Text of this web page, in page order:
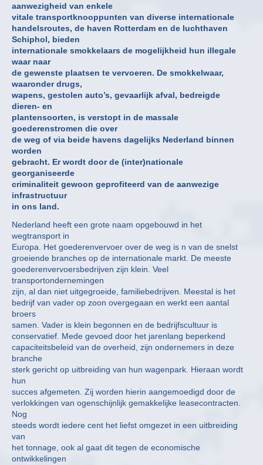
aanwezigheid van enkele
vitale transportknooppunten van diverse internationale
handelsroutes, de haven Rotterdam en de luchthaven
Schiphol, bieden
internationale smokkelaars de mogelijkheid hun illegale
waar naar
de gewenste plaatsen te vervoeren. De smokkelwaar,
waaronder drugs,
wapens, gestolen auto’s, gevaarlijk afval, bedreigde
dieren- en
plantensoorten, is verstopt in de massale
goederenstromen die over
de weg of via beide havens dagelijks Nederland binnen
worden
gebracht. Er wordt door de (inter)nationale
georganiseerde
criminaliteit gewoon geprofiteerd van de aanwezige
infrastructuur
in ons land.
Nederland heeft een grote naam opgebouwd in het
wegtransport in
Europa. Het goederenvervoer over de weg is n van de snelst
groeiende branches op de internationale markt. De meeste
goederenvervoersbedrijven zijn klein. Veel
transportondernemingen
zijn, al dan niet uitgegroeide, familiebedrijven. Meestal is het
bedrijf van vader op zoon overgegaan en werkt een aantal
broers
samen. Vader is klein begonnen en de bedrijfscultuur is
conservatief. Mede gevoed door het jarenlang beperkend
capaciteitsbeleid van de overheid, zijn ondernemers in deze
branche
sterk gericht op uitbreiding van hun wagenpark. Hieraan wordt
hun
succes afgemeten. Zij worden hierin aangemoedigd door de
verlokkingen van ogenschijnlijk gemakkelijke leasecontracten.
Nog
steeds wordt iedere cent het liefst omgezet in een uitbreiding
van
het tonnage, ook al gaat dit tegen de economische
ontwikkelingen